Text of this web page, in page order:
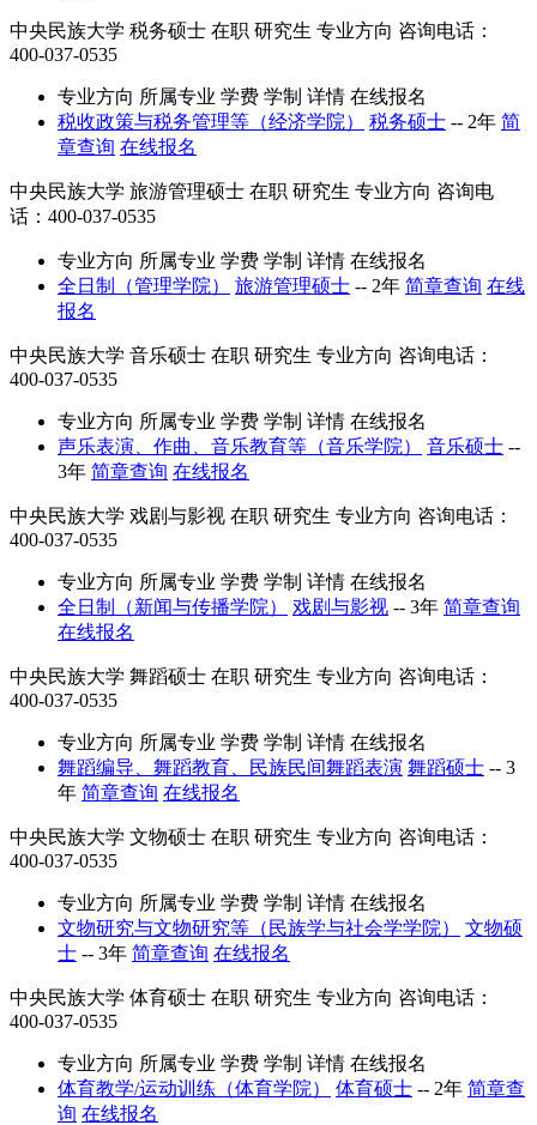
中央民族大学 税务硕士 在职 研究生 专业方向 咨询电话：
400-037-0535
专业方向 所属专业 学费 学制 详情 在线报名
税收政策与税务管理等（经济学院）
税务硕士 -- 2年 简
章查询 在线报名
中央民族大学 旅游管理硕士 在职 研究生 专业方向 咨询电
话：400-037-0535
专业方向 所属专业 学费 学制 详情 在线报名
全日制（管理学院）
旅游管理硕士 -- 2年 简章查询 在线
报名
中央民族大学 音乐硕士 在职 研究生 专业方向 咨询电话：
400-037-0535
专业方向 所属专业 学费 学制 详情 在线报名
声乐表演、作曲、音乐教育等（音乐学院）
音乐硕士 --
3年 简章查询 在线报名
中央民族大学 戏剧与影视 在职 研究生 专业方向 咨询电话：
400-037-0535
专业方向 所属专业 学费 学制 详情 在线报名
全日制（新闻与传播学院）
戏剧与影视 -- 3年 简章查询
在线报名
中央民族大学 舞蹈硕士 在职 研究生 专业方向 咨询电话：
400-037-0535
专业方向 所属专业 学费 学制 详情 在线报名
舞蹈编导、舞蹈教育、民族民间舞蹈表演 舞蹈硕士 -- 3
年 简章查询 在线报名
中央民族大学 文物硕士 在职 研究生 专业方向 咨询电话：
400-037-0535
专业方向 所属专业 学费 学制 详情 在线报名
文物研究与文物研究等（民族学与社会学学院）
文物硕
士 -- 3年 简章查询 在线报名
中央民族大学 体育硕士 在职 研究生 专业方向 咨询电话：
400-037-0535
专业方向 所属专业 学费 学制 详情 在线报名
体育教学/运动训练（体育学院）
体育硕士 -- 2年 简章查
询 在线报名